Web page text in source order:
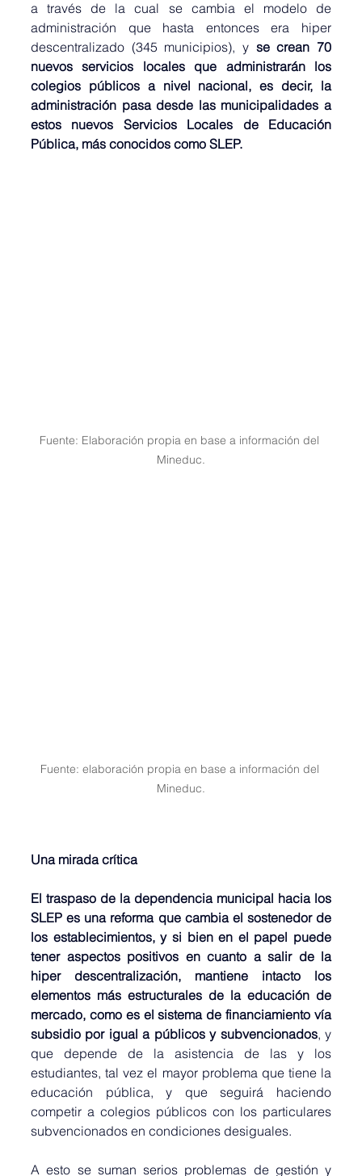
a través de la cual se cambia el modelo de
administración que hasta entonces era hiper
descentralizado (345 municipios), y se crean 70
nuevos servicios locales que administrarán los
colegios públicos a nivel nacional, es decir, la
administración pasa desde las municipalidades a
estos nuevos Servicios Locales de Educación
Pública, más conocidos como SLEP.
Fuente: Elaboración propia en base a información del
Mineduc.
Fuente: elaboración propia en base a información del
Mineduc.
Una mirada crítica
El traspaso de la dependencia municipal hacia los
SLEP es una reforma que cambia el sostenedor de
los establecimientos, y si bien en el papel puede
tener aspectos positivos en cuanto a salir de la
hiper descentralización, mantiene intacto los
elementos más estructurales de la educación de
mercado, como es el sistema de financiamiento vía
subsidio por igual a públicos y subvencionados, y
que depende de la asistencia de las y los
estudiantes, tal vez el mayor problema que tiene la
educación pública, y que seguirá haciendo
competir a colegios públicos con los particulares
subvencionados en condiciones desiguales.
A esto se suman serios problemas de gestión y